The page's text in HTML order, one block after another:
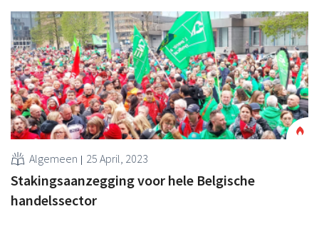
Algemeen 25 April, 2023
Stakingsaanzegging voor hele Belgische
handelssector